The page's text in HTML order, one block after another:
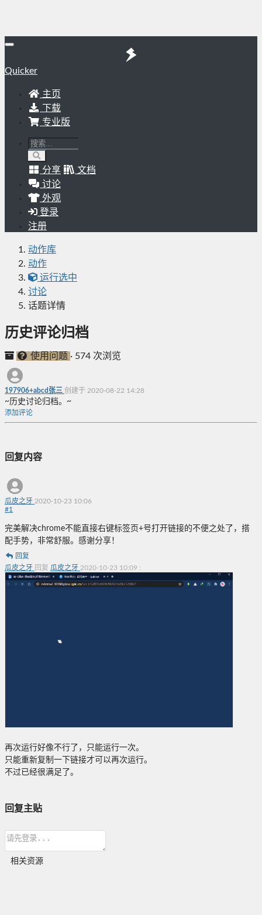
Quicker
主页
下载
专业版
分享
文档
讨论
外观
登录
注册
动作库
动作
运行选中
讨论
话题详情
历史评论归档
使用问题 · 574 次浏览
197906+abcd张三 创建于 2020-08-22 14:28
~历史讨论归档。~
添加评论
回复内容
瓜皮之牙 2020-10-23 10:06
#1
完美解决chrome不能直接右键标签页+号打开链接的不便之处了，搭
配手势，非常舒服。感谢分享！
回复
瓜皮之牙 回复 瓜皮之牙 2020-10-23 10:09 :
再次运行好像不行了，只能运行一次。
只能重新复制一下链接才可以再次运行。
不过已经很满足了。
回复主贴
相关资源